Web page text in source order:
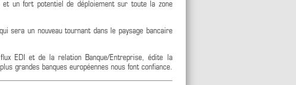
un fort potentiel de déploiement sur toute la zone
sera un nouveau tournant dans le paysage bancaire
EDI et de la relation Banque/Entreprise, édite la
grandes banques européennes nous font confiance.